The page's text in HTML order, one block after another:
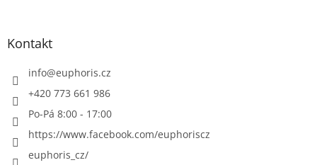
Kontakt
info@euphoris.cz
+420 773 661 986
Po-Pá 8:00 - 17:00
https://www.facebook.com/euphoriscz
euphoris_cz/